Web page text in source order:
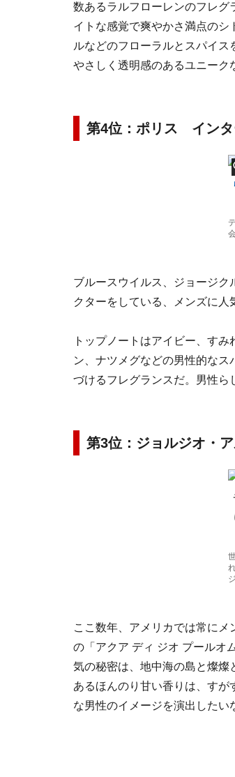
数あるラルフローレンのフレグ
イトな感覚で爽やかさ満点の
ルなどのフローラルとスパイ
やさしく透明感のあるユニーク
第4位：ポリス インタ
ブルースウイルス、ジョージ
クターをしている、メンズに人
トップノートはアイビー、す
ン、ナツメグなどの男性的な
づけるフレグランスだ。男性ら
第3位：ジョルジオ・
ここ数年、アメリカでは常に
の「アクア ディ ジオ プールオ
気の秘密は、地中海の島と燦燦
あるほんのり甘い香りは、すが
な男性のイメージを演出したい